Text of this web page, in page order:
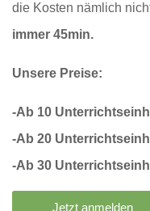
die Kosten nämlich
immer 45min.
Unsere Preise:
-Ab 10
-Ab 20
-Ab 30
Jetzt anmelden